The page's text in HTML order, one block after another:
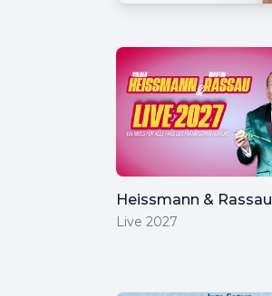
Heissmann & Rassau
Live 2027